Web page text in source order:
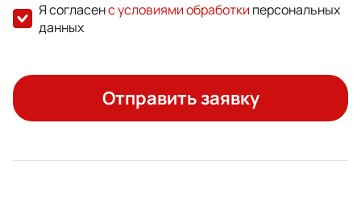
Я согласенс условиями обработки персональных
данных
Отправить заявку